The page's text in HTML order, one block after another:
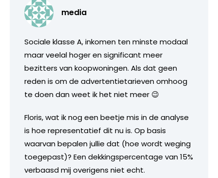
media
Sociale klasse A, inkomen ten minste modaal
maar veelal hoger en significant meer
bezitters van koopwoningen. Als dat geen
reden is om de advertentietarieven omhoog
te doen dan weet ik het niet meer 😉
Floris, wat ik nog een beetje mis in de analyse
is hoe representatief dit nu is. Op basis
waarvan bepalen jullie dat (hoe wordt weging
toegepast)? Een dekkingspercentage van 15%
verbaasd mij overigens niet echt.